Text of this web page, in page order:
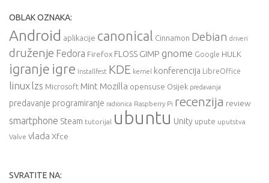
OBLAK OZNAKA:
Android aplikacije canonical Cinnamon Debian driveri
druženje Fedora Firefox FLOSS GIMP gnome Google HULK
igranje igre Installfest KDE kernel konferencija LibreOffice
linux lzs Microsoft Mint Mozilla opensuse Osijek predavanja
predavanje programiranje radionica Raspberry Pi recenzija review
smartphone Steam tutorijal ubuntu Unity upute uputstva
Valve vlada Xfce
SVRATITE NA: